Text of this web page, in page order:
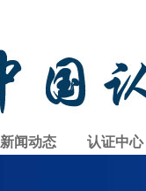
新闻动态 认证中心